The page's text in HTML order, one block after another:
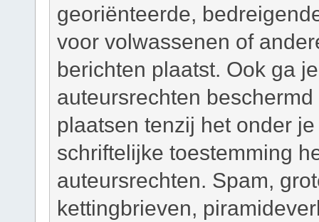
georiënteerde,
voor volwassenen of
berichten plaatst. Ook ga
auteursrechten
plaatsen tenzij het onder
schriftelijke toestemming
auteursrechten. Spam,
kettingbrieven,